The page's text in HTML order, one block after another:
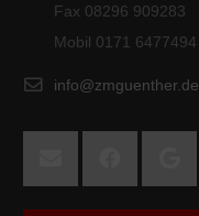
Fax 08296 909283
Mobil 0171 6477494
info@zmguenther.de